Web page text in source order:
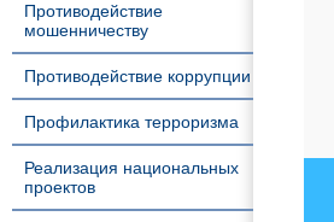
Противодействие
мошенничеству
Противодействие коррупции
Профилактика терроризма
Реализация национальных
проектов